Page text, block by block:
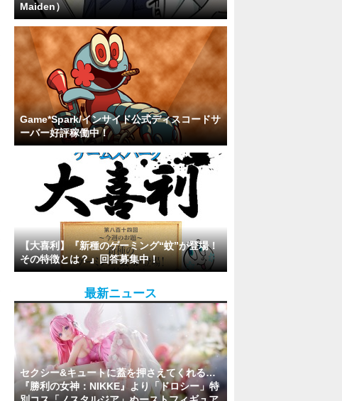
Maiden）
Game*Spark/インサイド公式ディスコードサ
ーバー好評稼働中！
【大喜利】『新種のゲーミング“蚊”が登場！
その特徴とは？』回答募集中！
最新ニュース
セクシー&キュートに蓋を押さえてくれる…
『勝利の女神：NIKKE』より「ドロシー」特